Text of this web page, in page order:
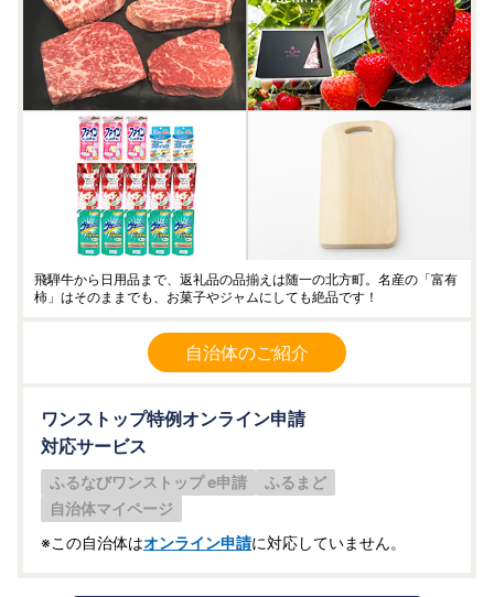
飛騨牛から日用品まで、返礼品の品揃えは随一の北方町。名産の「富有
柿」はそのままでも、お菓子やジャムにしても絶品です！
自治体のご紹介
ワンストップ特例オンライン申請
対応サービス
ふるなびワンストップ e申請
ふるまど
自治体マイページ
※この自治体はオンライン申請に対応していません。